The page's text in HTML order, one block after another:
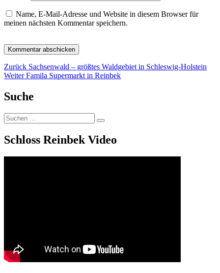
Name, E-Mail-Adresse und Website in diesem Browser für
meinen nächsten Kommentar speichern.
Beitragsnavigation
Zurück Vorheriger
Beitrag:
Sachsenwald – größtes Waldgebiet in Schleswig-Holstein
Weiter Nächster
Famila Supermarkt in Reinbek
Suche
Suchen
nach:
Suchen
Schloss Reinbek Video